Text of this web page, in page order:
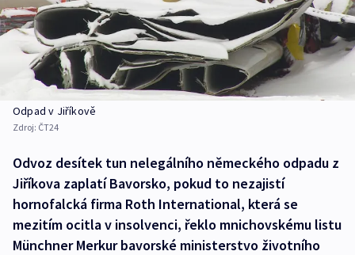
Odpad v Jiříkově
Zdroj: ČT24
Odvoz desítek tun nelegálního německého odpadu z
Jiříkova zaplatí Bavorsko, pokud to nezajistí
hornofalcká firma Roth International, která se
mezitím ocitla v insolvenci, řeklo mnichovskému listu
Münchner Merkur bavorské ministerstvo životního